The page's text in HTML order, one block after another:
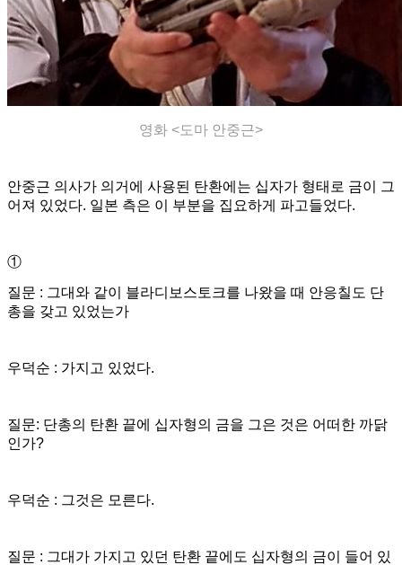
영화 <도마 안중근>
안중근 의사가 의거에 사용된 탄환에는 십자가 형태로 금이 그
어져 있었다. 일본 측은 이 부분을 집요하게 파고들었다.
①
질문 : 그대와 같이 블라디보스토크를 나왔을 때 안응칠도 단
총을 갖고 있었는가
우덕순 : 가지고 있었다.
질문: 단총의 탄환 끝에 십자형의 금을 그은 것은 어떠한 까닭
인가?
우덕순 : 그것은 모른다.
질문 : 그대가 가지고 있던 탄환 끝에도 십자형의 금이 들어 있